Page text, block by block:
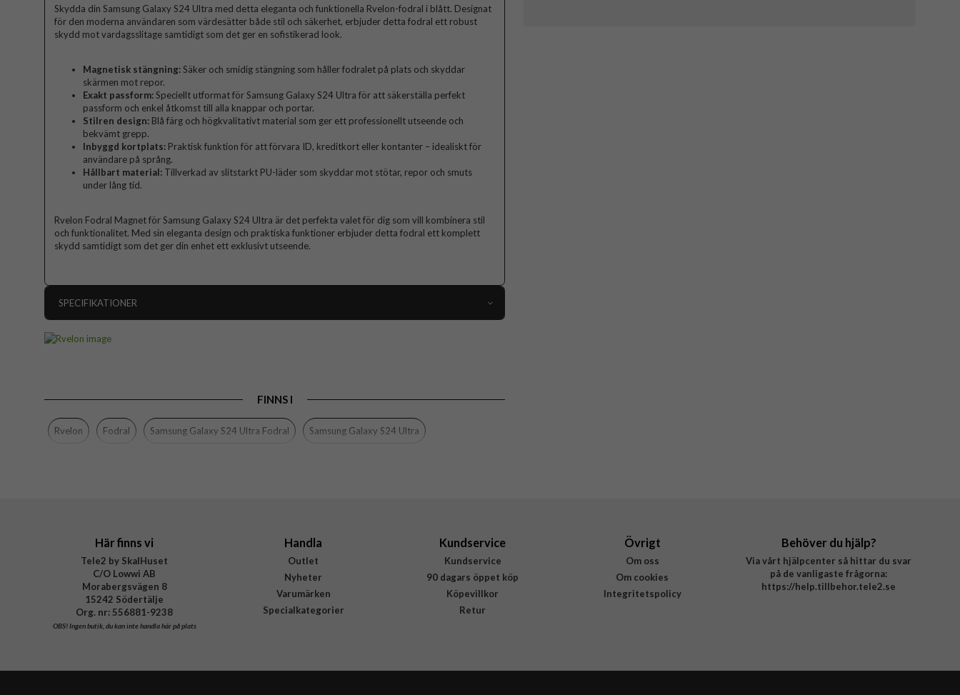
Skydda din Samsung Galaxy S24 Ultra med detta eleganta och funktionella Rvelon-fodral i blått. Designat
för den moderna användaren som värdesätter både stil och säkerhet, erbjuder detta fodral ett robust
skydd mot vardagsslitage samtidigt som det ger en sofistikerad look.
Magnetisk stängning:Säker och smidig stängning som håller fodralet på plats och skyddar
skärmen mot repor.
Exakt passform:Speciellt utformat för Samsung Galaxy S24 Ultra för att säkerställa perfekt
passform och enkel åtkomst till alla knappar och portar.
Stilren design: Blå färg och högkvalitativt material som ger ett professionellt utseende och
bekvämt grepp.
Inbyggd kortplats: Praktisk funktion för att förvara ID, kreditkort eller kontanter – idealiskt för
användare på språng.
Hållbart material: Tillverkad av slitstarkt PU-läder som skyddar mot stötar, repor och smuts
under lång tid.
Rvelon Fodral Magnet för Samsung Galaxy S24 Ultra är det perfekta valet för dig som vill kombinera stil
och funktionalitet. Med sin eleganta design och praktiska funktioner erbjuder detta fodral ett komplett
skydd samtidigt som det ger din enhet ett exklusivt utseende.
SPECIFIKATIONER
Egenskaper
Kortfack, Löstagbart skal, Magnetstängning
Färg
FINNS I
Rvelon Fodral Samsung Galaxy S24 Ultra Fodral Samsung Galaxy S24 Ultra
Här finns vi
Tele2 by SkalHuset
C/O Lowwi AB
Morabergsvägen 8
15242 Södertälje
Org. nr: 556881-9238
OBS!Ingen butik, du kan inte handla här på plats
Handla
Outlet
Nyheter
Varumärken
Specialkategorier
Kundservice
Kundservice
90 dagars öppet köp
Köpevillkor
Retur
Övrigt
Om oss
Om cookies
Integritetspolicy
Behöver du hjälp?
Via vårt hjälpcenter så hittar du svar
på de vanligaste frågorna:
https://help.tillbehor.tele2.se